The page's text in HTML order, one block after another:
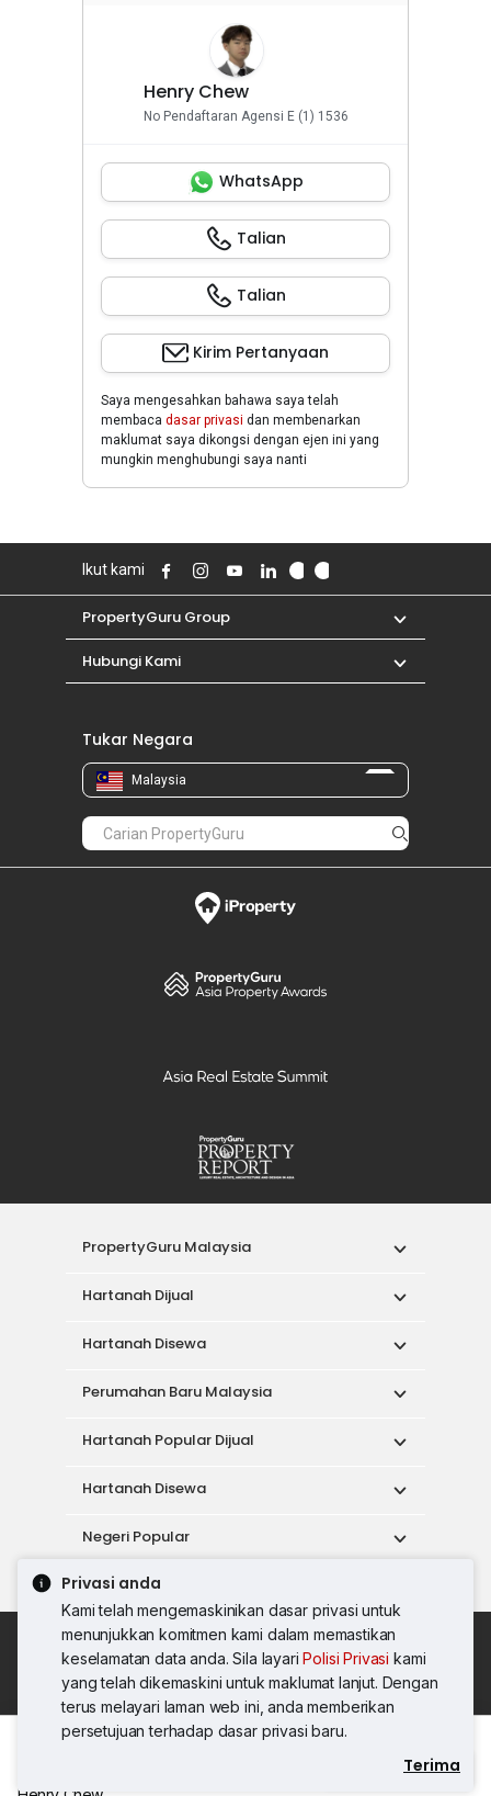
Privasi anda
Kami telah mengemaskinikan dasar privasi untuk
menunjukkan komitmen kami dalam memastikan
keselamatan data anda. Sila layariPolisi Privasi kami
yang telah dikemaskini untuk maklumat lanjut. Dengan
terus melayari laman web ini, anda memberikan
persetujuan terhadap dasar privasi baru.
Terima
Henry Chew
No Pendaftaran Agensi E (1) 1536
WhatsApp
Talian
Talian
Kirim Pertanyaan
Saya mengesahkan bahawa saya telah
membaca dasar privasi dan membenarkan
maklumat saya dikongsi dengan ejen ini yang
mungkin menghubungi saya nanti
Hubungi Agen
Ikut kami
PropertyGuru Group
Hubungi Kami
Tukar Negara
Malaysia
PropertyGuru Malaysia
Hartanah Dijual
Hartanah Disewa
Perumahan Baru Malaysia
Hartanah Popular Dijual
Hartanah Disewa
Negeri Popular
Alat
Dasar Penggunaan
Syarat Perkhidmatan
Dasar Privasi
Syarat Pembelian
© 2026 PropertyGuru International (Malaysia)
Sdn. Bhd.